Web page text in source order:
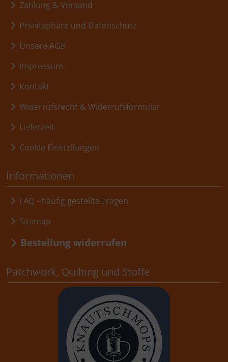
Zahlung & Versand
Privatsphäre und Datenschutz
Unsere AGB
Impressum
Kontakt
Widerrufsrecht & Widerrufsformular
Lieferzeit
Cookie Einstellungen
Informationen
FAQ - häufig gestellte Fragen
Sitemap
Bestellung widerrufen
Patchwork, Quilting und Stoffe